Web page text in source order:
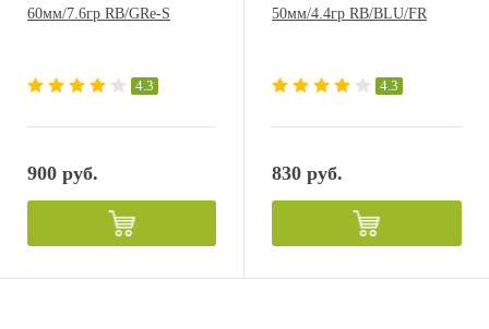
60мм/7.6гр RB/GRe-S
4.3
900 руб.
50мм/4.4гр RB/BLU/FR
4.3
830 руб.